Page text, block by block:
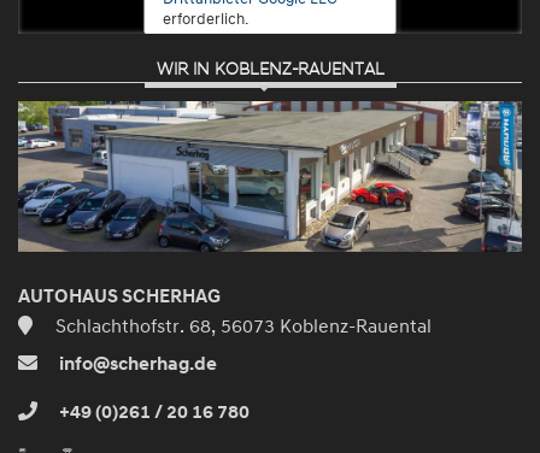
erforderlich.
Zustimmen
und
aktivieren
WIR IN KOBLENZ-RAUENTAL
AUTOHAUS SCHERHAG
Schlachthofstr. 68, 56073 Koblenz-Rauental
info@scherhag.de
+49 (0)261 / 20 16 780